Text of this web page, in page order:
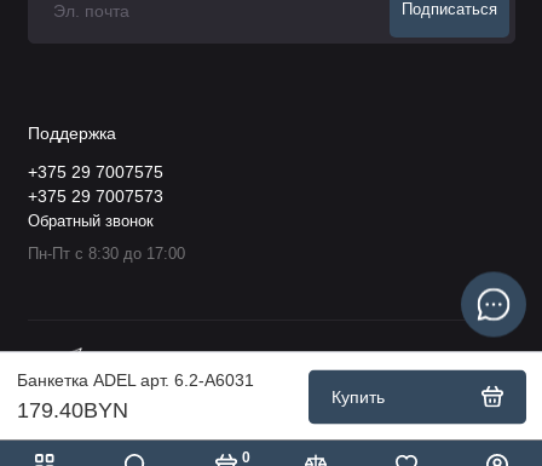
0
Банкетка ADEL арт. 6.2-А6031
179.40BYN
Купить
Подписаться
Поддержка
+375 29 7007575
+375 29 7007573
Обратный звонок
Пн-Пт с 8:30 до 17:00